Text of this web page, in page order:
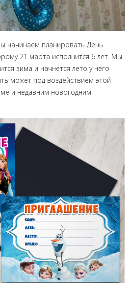
начинаем планировать День
21 марта исполнится 6 лет. Мы
зима и начнётся лето у него
может под воздействием этой
и недавним новогодним